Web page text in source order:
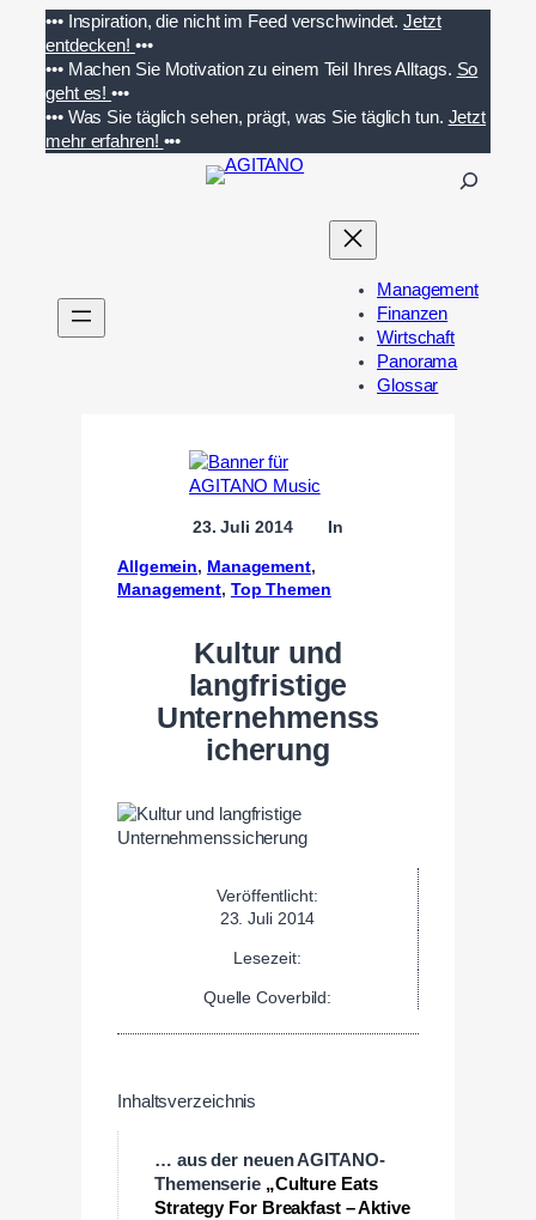
Inhalt
springen
••• Inspiration, die nicht im Feed verschwindet. Jetzt
entdecken! •••
••• Machen Sie Motivation zu einem Teil Ihres Alltags. So
geht es!•••
••• Was Sie täglich sehen, prägt, was Sie täglich tun. Jetzt
mehr erfahren! •••
n
Management
Finanzen
Wirtschaft
Panorama
Glossar
23. Juli 2014 In
Allgemein, Management
Management, Top Themen
Kultur und
langfristige
Unternehmenss
icherung
Veröffentlicht:
23. Juli 2014
Lesezeit:
Quelle Coverbild:
Inhaltsverzeichnis
… aus der neuen AGITANO-
Themenserie „Culture Eats
Strategy For Breakfast – Aktive